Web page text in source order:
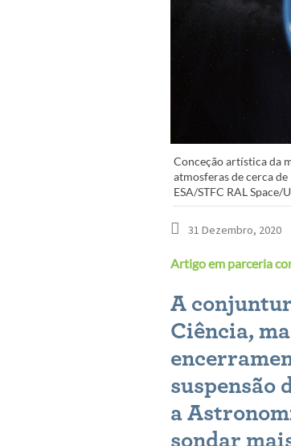
Conceção artística da
atmosferas de cerca
ESA/STFC RAL
31 Dezembro, 2020
Artigo em parceria
A
Ciência,
suspensão
a
sondar